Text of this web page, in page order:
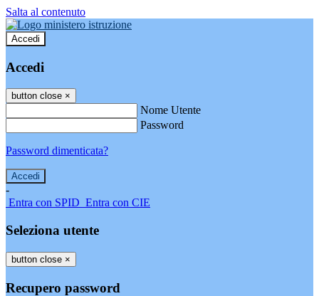
Salta al contenuto
Accedi
Accedi
button close ×
Nome Utente
Password
Password dimenticata?
-
Entra con SPID Entra con CIE
Seleziona utente
button close ×
Recupero password